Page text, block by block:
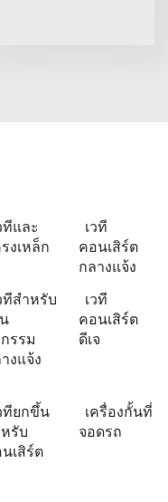
ทีและ
งเหล็ก
เวที
คอนเสิร์ต
กลางแจ้ง
ทีสำหรับ
รรม
งแจ้ง
เวที
คอนเสิร์ต
ดีเจ
ทียกขึ้น
รับ
เสิร์ต
เครื่องกั้นที่
จอดรถ